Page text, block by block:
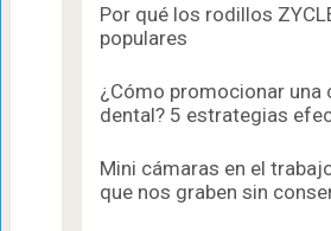
Por qué los rodillos
populares
¿Cómo promocionar una
dental? 5 estrategias
Mini cámaras en el
que nos graben sin